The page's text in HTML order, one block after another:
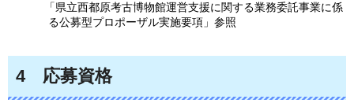
「県立西都原考古博物館運営支援に関する業務委託事業に係
る公募型プロポーザル実施要項」参照
4 応募資格